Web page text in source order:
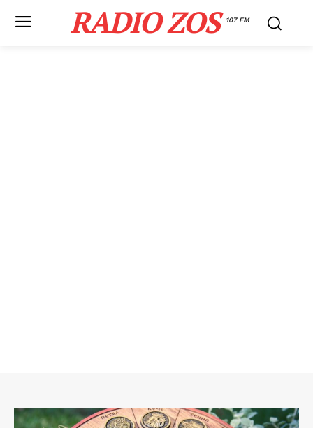
RADIO ZOS 107 FM